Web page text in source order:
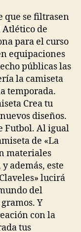
que se filtrasen
Atlético de
para el curso
equipaciones
públicas las
la camiseta
temporada.
Crea tu
diseños.
Futbol. Al igual
de «La
materiales
además, este
lucirá
del
Y
con la
tus